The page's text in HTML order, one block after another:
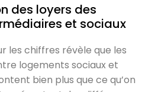
des loyers des
et sociaux
les chiffres révèle que les
logements sociaux et
bien plus que ce qu’on